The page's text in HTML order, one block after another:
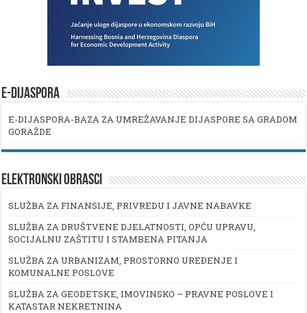
E-DIJASPORA
E-DIJASPORA-BAZA ZA UMREŽAVANJE DIJASPORE SA GRADOM
GORAŽDE
ELEKTRONSKI OBRASCI
SLUŽBA ZA FINANSIJE, PRIVREDU I JAVNE NABAVKE
SLUŽBA ZA DRUŠTVENE DJELATNOSTI, OPĆU UPRAVU,
SOCIJALNU ZAŠTITU I STAMBENA PITANJA
SLUŽBA ZA URBANIZAM, PROSTORNO UREĐENJE I
KOMUNALNE POSLOVE
SLUŽBA ZA GEODETSKE, IMOVINSKO – PRAVNE POSLOVE I
KATASTAR NEKRETNINA